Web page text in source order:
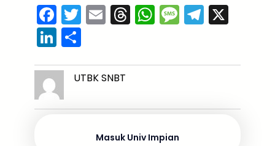
F
a
c
e
b
o
T
w
er
E
m
l
T
hr
a
s
W
h
ts
p
p
M
e
s
g
T
el
gr
m
Li
n
k
e
dI
ar
UTBK SNBT
Masuk Univ Impian